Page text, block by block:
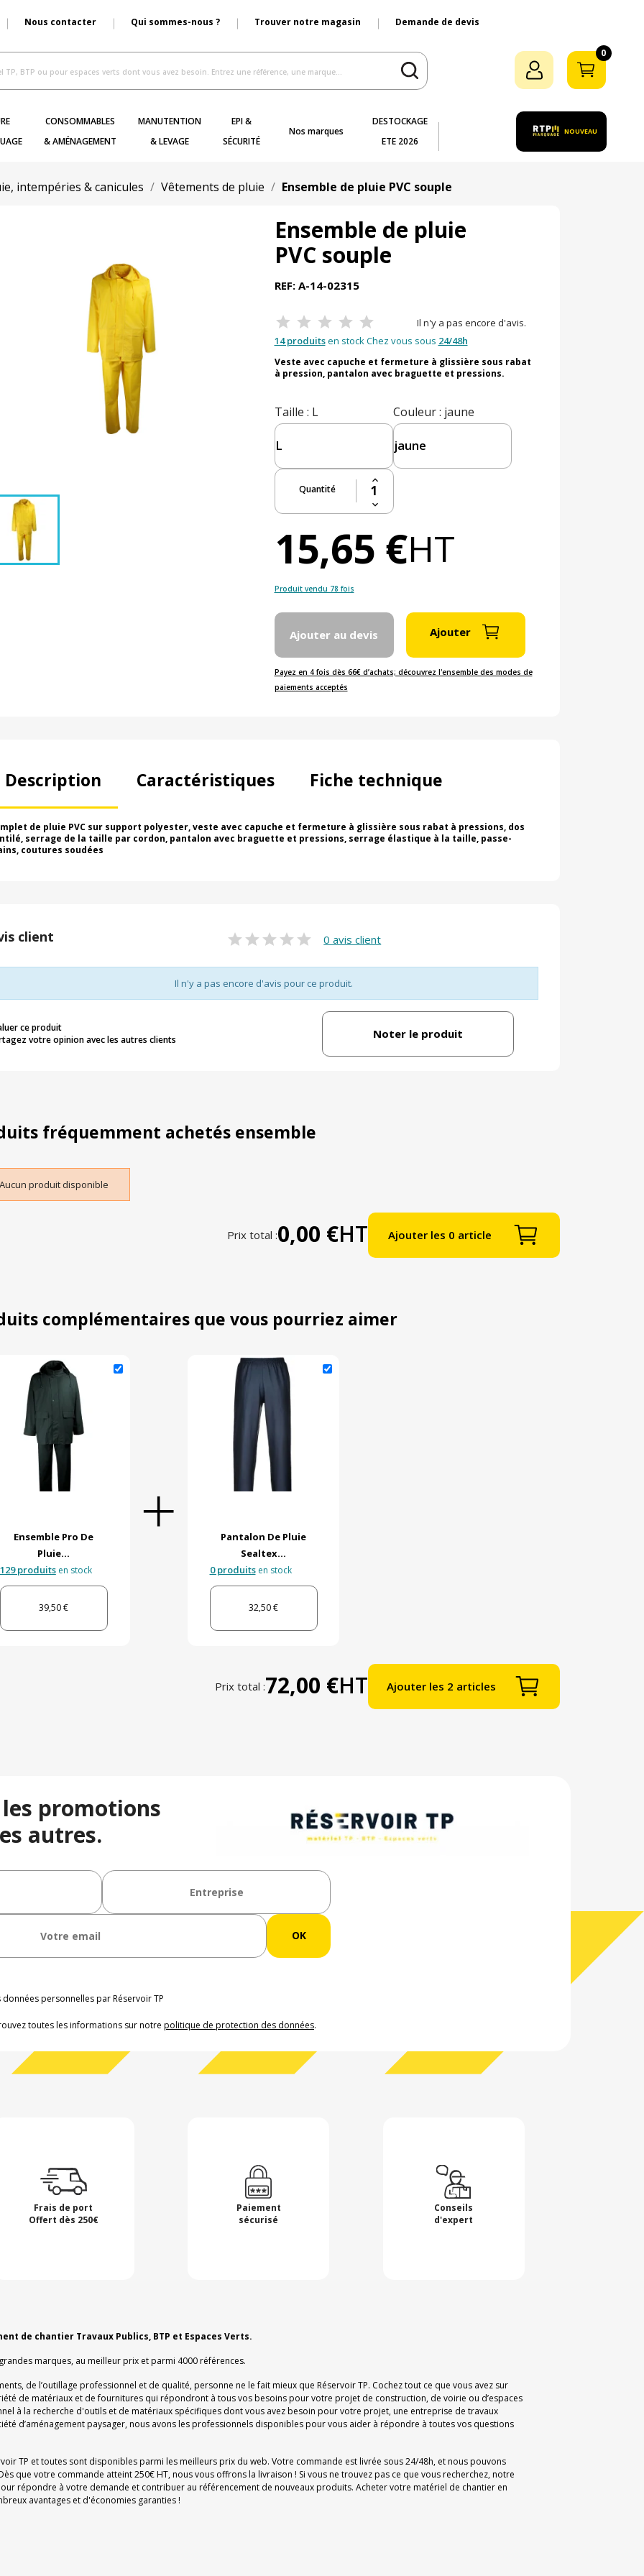
Nous contacter Qui sommes-nous ? Trouver notre magasin Demande de devis
0
CONSOMMABLES
& AMÉNAGEMENT
MANUTENTION
& LEVAGE
EPI &
SÉCURITÉ
Nos marques
DESTOCKAGE
ETE 2026
NOUVEAU
intempéries & canicules Vêtements de pluie Ensemble de pluie PVC souple
Ensemble de pluie
PVC souple
REF: A-14-02315
Il n'y a pas encore d'avis.
14 produitsen stock Chez vous sous 24/48h
Veste avec capuche et fermeture à glissière sous rabat
à pression, pantalon avec braguette et pressions.
Taille : L Couleur: jaune
Quantité
15,65 €HT
Produit vendu 78 fois
Ajouter au devis Ajouter
Payez en 4 fois dès 66€ d’achats; découvrez l'ensemble des modes de
paiements acceptés
Description Caractéristiques Fiche technique
de pluie PVC sur support polyester, veste avec capuche et fermeture à glissière sous rabat à pressions, dos
serrage de la taille par cordon, pantalon avec braguette et pressions, serrage élastique à la taille, passe-
coutures soudées
client 0 avis client
Il n'y a pas encore d'avis pour ce produit.
ce produit
votre opinion avec les autres clients
Noter le produit
fréquemment achetés ensemble
produit disponible
Prix total :0,00 €HT Ajouter les 0 article
complémentaires que vous pourriez aimer
Ensemble Pro De
Pluie...
129 produitsen stock
39,50 €
Pantalon De Pluie
Sealtex...
0 produitsen stock
32,50 €
Prix total :72,00 €HT Ajouter les 2 articles
promotions
autres.
personnelles par Réservoir TP
toutes les informations sur notre politique de protection des données.
Frais de port
Offert dès 250€
Paiement
sécurisé
Conseils
d'expert
de chantier Travaux Publics, BTP et Espaces Verts.
marques, au meilleur prix et parmi 4000 références.
de l’outillage professionnel et de qualité, personne ne le fait mieux que Réservoir TP. Cochez tout ce que vous avez sur
de matériaux et de fournitures qui répondront à tous vos besoins pour votre projet de construction, de voirie ou d’espaces
à la recherche d'outils et de matériaux spécifiques dont vous avez besoin pour votre projet, une entreprise de travaux
d’aménagement paysager, nous avons les professionnels disponibles pour vous aider à répondre à toutes vos questions
TP et toutes sont disponibles parmi les meilleurs prix du web. Votre commande est livrée sous 24/48h, et nous pouvons
que votre commande atteint 250€ HT, nous vous offrons la livraison ! Si vous ne trouvez pas ce que vous recherchez, notre
répondre à votre demande et contribuer au référencement de nouveaux produits. Acheter votre matériel de chantier en
avantages et d'économies garanties !